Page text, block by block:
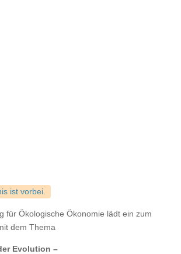
ist vorbei.
für Ökologische Ökonomie lädt ein zum
dem Thema
Evolution –